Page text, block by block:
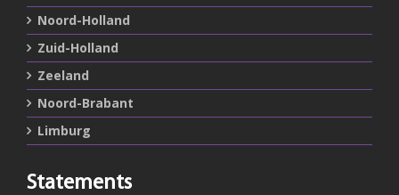
Noord-Holland
Zuid-Holland
Zeeland
Noord-Brabant
Limburg
Statements